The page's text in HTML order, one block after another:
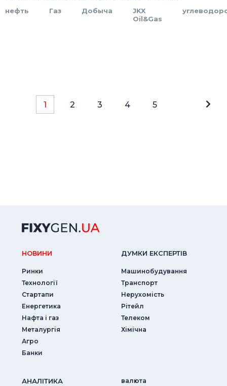
нефть Газ Добыча
JKX
Oil&Gas
1 2 3 4 5
НОВИНИ
Ринки
Технології
Стартапи
Енергетика
Нафта і газ
Металургія
Агро
Банки
ДУМКИ ЕКСПЕРТIВ
Машинобудування
Транспорт
Нерухомість
Рітейл
Телеком
Хімічна
АНАЛIТИКА валюта